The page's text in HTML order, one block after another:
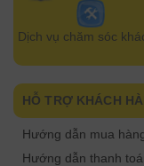
Dịch vụ chăm sóc
HỖ TRỢ KHÁCH
Hướng dẫn mua
Hướng dẫn thanh